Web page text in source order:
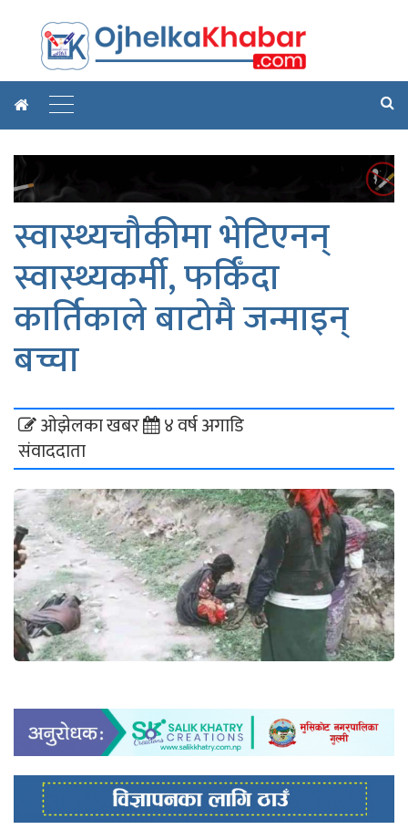
स्वास्थ्यचौकीमा भेटिएनन्
स्वास्थ्यकर्मी, फर्किँदा
कार्तिकाले बाटोमै जन्माइन्
बच्चा
ओझेलका खबर
संवाददाता
४ वर्ष अगाडि